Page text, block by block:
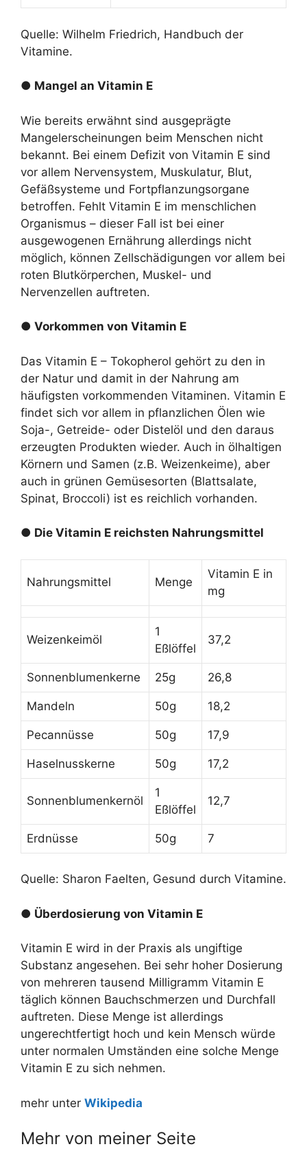
Quelle: Wilhelm Friedrich, Handbuch der
Vitamine.
● Mangel an Vitamin E
Wie bereits erwähnt sind ausgeprägte
Mangelerscheinungen beim Menschen nicht
bekannt. Bei einem Defizit von Vitamin E sind
vor allem Nervensystem, Muskulatur, Blut,
Gefäßsysteme und Fortpflanzungsorgane
betroffen. Fehlt Vitamin E im menschlichen
Organismus – dieser Fall ist bei einer
ausgewogenen Ernährung allerdings nicht
möglich, können Zellschädigungen vor allem bei
roten Blutkörperchen, Muskel- und
Nervenzellen auftreten.
● Vorkommen von Vitamin E
Das Vitamin E – Tokopherol gehört zu den in
der Natur und damit in der Nahrung am
häufigsten vorkommenden Vitaminen. Vitamin E
findet sich vor allem in pflanzlichen Ölen wie
Soja-, Getreide- oder Distelöl und den daraus
erzeugten Produkten wieder. Auch in ölhaltigen
Körnern und Samen (z.B. Weizenkeime), aber
auch in grünen Gemüsesorten (Blattsalate,
Spinat, Broccoli) ist es reichlich vorhanden.
● Die Vitamin E reichsten Nahrungsmittel
Nahrungsmittel Menge
Vitamin E in
mg
Weizenkeimöl
1
Eßlöffel
37,2
Sonnenblumenkerne 25g 26,8
Mandeln 50g 18,2
Pecannüsse 50g 17,9
Haselnusskerne 50g 17,2
Sonnenblumenkernöl
1
Eßlöffel
12,7
Erdnüsse 50g 7
Quelle: Sharon Faelten, Gesund durch Vitamine.
● Überdosierung von Vitamin E
Vitamin E wird in der Praxis als ungiftige
Substanz angesehen. Bei sehr hoher Dosierung
von mehreren tausend Milligramm Vitamin E
täglich können Bauchschmerzen und Durchfall
auftreten. Diese Menge ist allerdings
ungerechtfertigt hoch und kein Mensch würde
unter normalen Umständen eine solche Menge
Vitamin E zu sich nehmen.
mehr unter Wikipedia
Mehr von meiner Seite